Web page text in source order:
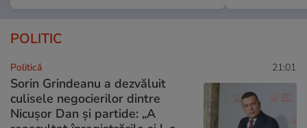
POLITIC
Politică 21:01
Sorin Grindeanu a dezvăluit
culisele negocierilor dintre
Nicușor Dan și partide: „A